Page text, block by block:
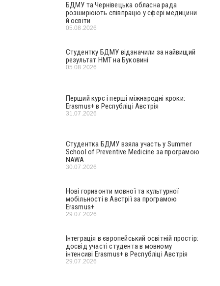
БДМУ та Чернівецька обласна рада
розширюють співпрацю у сфері медицини
й освіти
05.08.2026
Студентку БДМУ відзначили за найвищий
результат НМТ на Буковині
05.08.2026
Перший курс і перші міжнародні кроки:
Erasmus+ в Республіці Австрія
31.07.2026
Студентка БДМУ взяла участь у Summer
School of Preventive Medicine за програмою
NAWA
30.07.2026
Нові горизонти мовної та культурної
мобільності в Австрії за програмою
Erasmus+
29.07.2026
Інтеграція в європейський освітній простір:
досвід участі студента в мовному
інтенсиві Erasmus+ в Республіці Австрія
29.07.2026